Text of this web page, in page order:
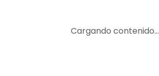
Cargando contenido…